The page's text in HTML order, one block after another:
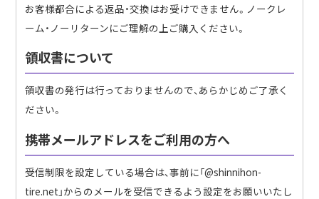
お客様都合による返品・交換はお受けできません。ノークレ
ーム・ノーリターンにご理解の上ご購入ください。
領収書について
領収書の発行は行っておりませんので、あらかじめご了承く
ださい。
携帯メールアドレスをご利用の方へ
受信制限を設定している場合は、事前に「@shinnihon-
tire.net」からのメールを受信できるよう設定をお願いいたし